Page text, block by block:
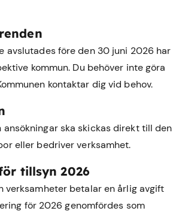
avslutades före den 30 juni 2026 har
kommun. Du behöver inte göra
kontaktar dig vid behov.
ansökningar ska skickas direkt till den
eller bedriver verksamhet.
tillsyn 2026
verksamheter betalar en årlig avgift
för 2026 genomfördes som